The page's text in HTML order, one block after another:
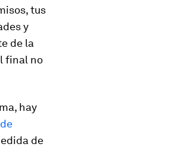
tus
y
de la
final no
hay
de